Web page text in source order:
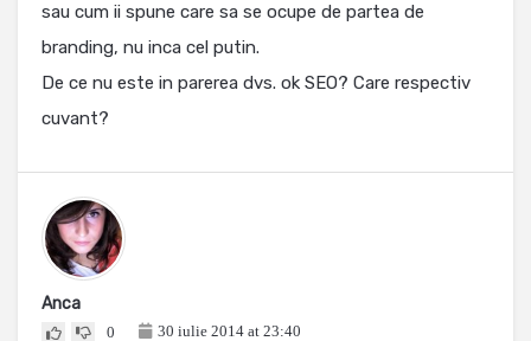
sau cum ii spune care sa se ocupe de partea de
branding, nu inca cel putin.
De ce nu este in parerea dvs. ok SEO? Care respectiv
cuvant?
Anca
0 30 iulie 2014 at 23:40